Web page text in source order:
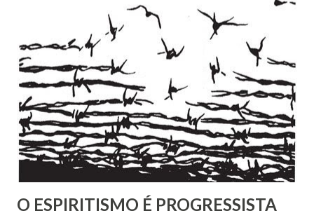
onde vige pressão, opressão, cerceamento, coação e
censura. E não podemos falar apenas do ponto de vista
geral, social, de cidadania, de direitos humanos etc, mas
também de segmentos religiosos e, nesse campo,
lamentavelmente, o meio/movimento espírita não está
excluído, o que me parece profundamente contraditório
quando se tem algum conhecim...
O ESPIRITISMO É PROGRESSISTA